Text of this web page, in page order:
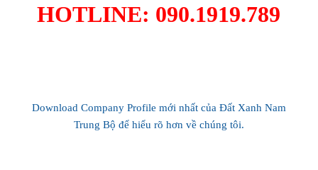
HOTLINE: 090.1919.789
Download Company Profile mới nhất của Đất Xanh Nam
Trung Bộ để hiểu rõ hơn về chúng tôi.